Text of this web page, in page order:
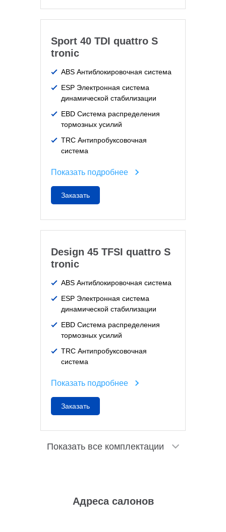
Sport 40 TDI quattro S
tronic
ABS Антиблокировочная система
ESP Электронная система
динамической стабилизации
EBD Система распределения
тормозных усилий
TRC Антипробуксовочная
система
Показать подробнее
Заказать
Design 45 TFSI quattro S
tronic
ABS Антиблокировочная система
ESP Электронная система
динамической стабилизации
EBD Система распределения
тормозных усилий
TRC Антипробуксовочная
система
Показать подробнее
Заказать
Показать все комплектации
Адреса салонов